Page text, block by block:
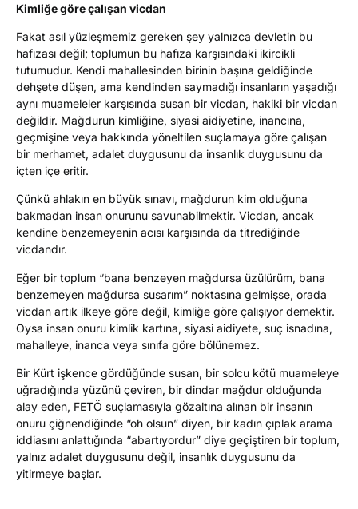
Kimliğe göre çalışan vicdan
Fakat asıl yüzleşmemiz gereken şey yalnızca devletin bu
hafızası değil; toplumun bu hafıza karşısındaki ikircikli
tutumudur. Kendi mahallesinden birinin başına geldiğinde
dehşete düşen, ama kendinden saymadığı insanların yaşadığı
aynı muameleler karşısında susan bir vicdan, hakiki bir vicdan
değildir. Mağdurun kimliğine, siyasi aidiyetine, inancına,
geçmişine veya hakkında yöneltilen suçlamaya göre çalışan
bir merhamet, adalet duygusunu da insanlık duygusunu da
içten içe eritir.
Çünkü ahlakın en büyük sınavı, mağdurun kim olduğuna
bakmadan insan onurunu savunabilmektir. Vicdan, ancak
kendine benzemeyenin acısı karşısında da titrediğinde
vicdandır.
Eğer bir toplum “bana benzeyen mağdursa üzülürüm, bana
benzemeyen mağdursa susarım” noktasına gelmişse, orada
vicdan artık ilkeye göre değil, kimliğe göre çalışıyor demektir.
Oysa insan onuru kimlik kartına, siyasi aidiyete, suç isnadına,
mahalleye, inanca veya sınıfa göre bölünemez.
Bir Kürt işkence gördüğünde susan, bir solcu kötü muameleye
uğradığında yüzünü çeviren, bir dindar mağdur olduğunda
alay eden, FETÖ suçlamasıyla gözaltına alınan bir insanın
onuru çiğnendiğinde “oh olsun” diyen, bir kadın çıplak arama
iddiasını anlattığında “abartıyordur” diye geçiştiren bir toplum,
yalnız adalet duygusunu değil, insanlık duygusunu da
yitirmeye başlar.